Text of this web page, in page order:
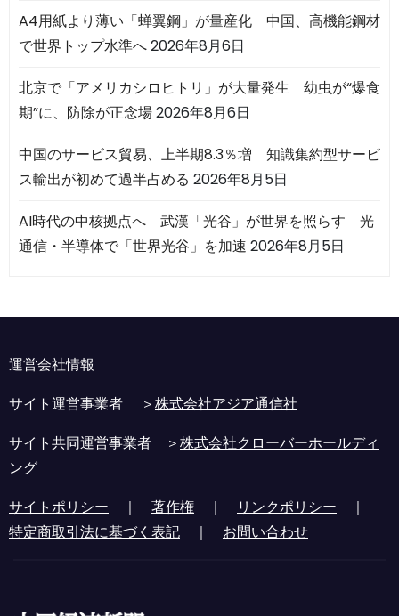
A4用紙より薄い「蝉翼鋼」が量産化 中国、高機能鋼材
で世界トップ水準へ2026年8月6日
北京で「アメリカシロヒトリ」が大量発生 幼虫が“爆食
期”に、防除が正念場2026年8月6日
中国のサービス貿易、上半期8.3％増 知識集約型サービ
ス輸出が初めて過半占める 2026年8月5日
AI時代の中核拠点へ 武漢「光谷」が世界を照らす 光
通信・半導体で「世界光谷」を加速 2026年8月5日
運営会社情報
サイト運営事業者 ＞株式会社アジア通信社
サイト共同運営事業者 ＞株式会社クローバーホールディ
ング
サイトポリシー ｜ 著作権 ｜ リンクポリシー ｜
特定商取引法に基づく表記 ｜ お問い合わせ